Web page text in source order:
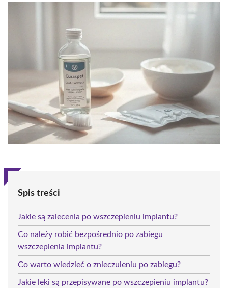
Spis treści
Jakie są zalecenia po wszczepieniu implantu?
Co należy robić bezpośrednio po zabiegu
wszczepienia implantu?
Co warto wiedzieć o znieczuleniu po zabiegu?
Jakie leki są przepisywane po wszczepieniu implantu?